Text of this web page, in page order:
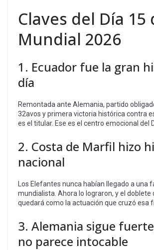
Claves del Día 15
Mundial 2026
1. Ecuador fue la gran
día
Remontada ante Alemania, partido
32avos y primera victoria histórica contra
es el titular. Ese es el centro emocional del
2. Costa de Marfil hizo
nacional
Los Elefantes nunca habían llegado a una
mundialista. Ahora lo lograron, y el doblete
quedará como la actuación que cruzó esa
3. Alemania sigue
no parece intocable